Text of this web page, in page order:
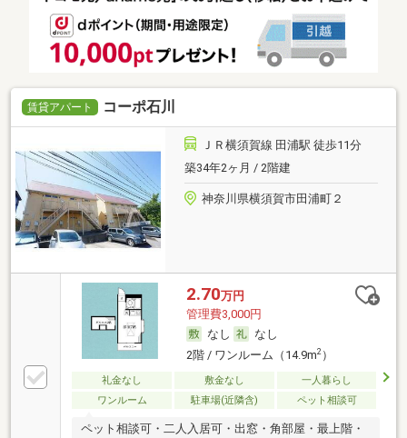
賃貸アパート コーポ石川
ＪＲ横須賀線 田浦駅 徒歩11分
築34年2ヶ月 / 2階建
神奈川県横須賀市田浦町２
2.70万円
管理費3,000円
なし
なし
2階 / ワンルーム（14.9m2）
礼金なし 敷金なし
一人暮らし
ワンルーム
駐車場(近隣含) ペット相談可
ペット相談可・二人入居可・出窓・角部屋・最上階・